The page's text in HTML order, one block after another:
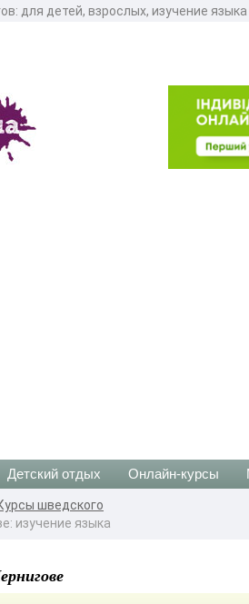
для детей, взрослых, изучение
Детский отдых Онлайн-курсы
шведского
изучение языка